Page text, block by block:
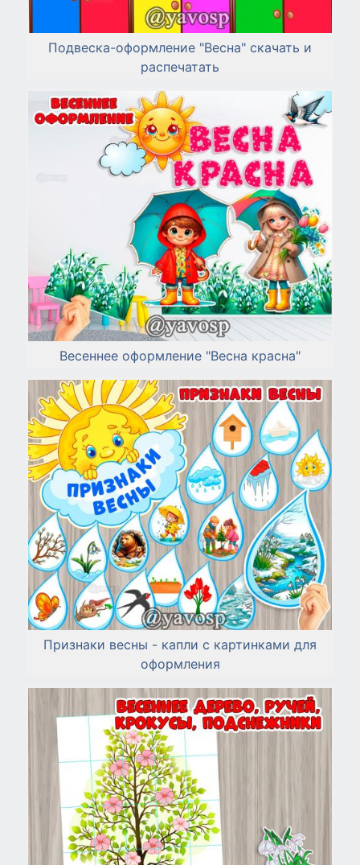
Подвеска-оформление "Весна" скачать и
распечатать
Весеннее оформление "Весна красна"
Признаки весны - капли с картинками для
оформления